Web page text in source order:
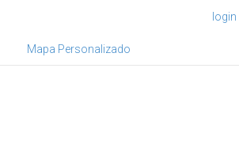
login
Mapa Personalizado